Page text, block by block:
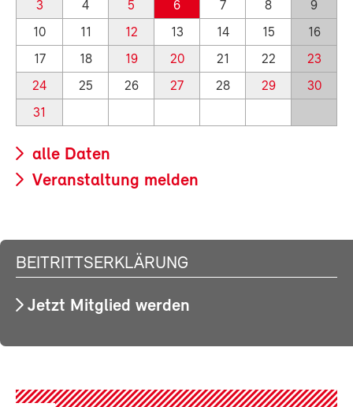
3 4 5 6 7 8
9
10
11 12 13 14 15
16
17
18 19 20 21 22
23
24
25 26 27 28 29
30
31
alle Daten
Veranstaltung melden
BEITRITTSERKLÄRUNG
Jetzt Mitglied werden